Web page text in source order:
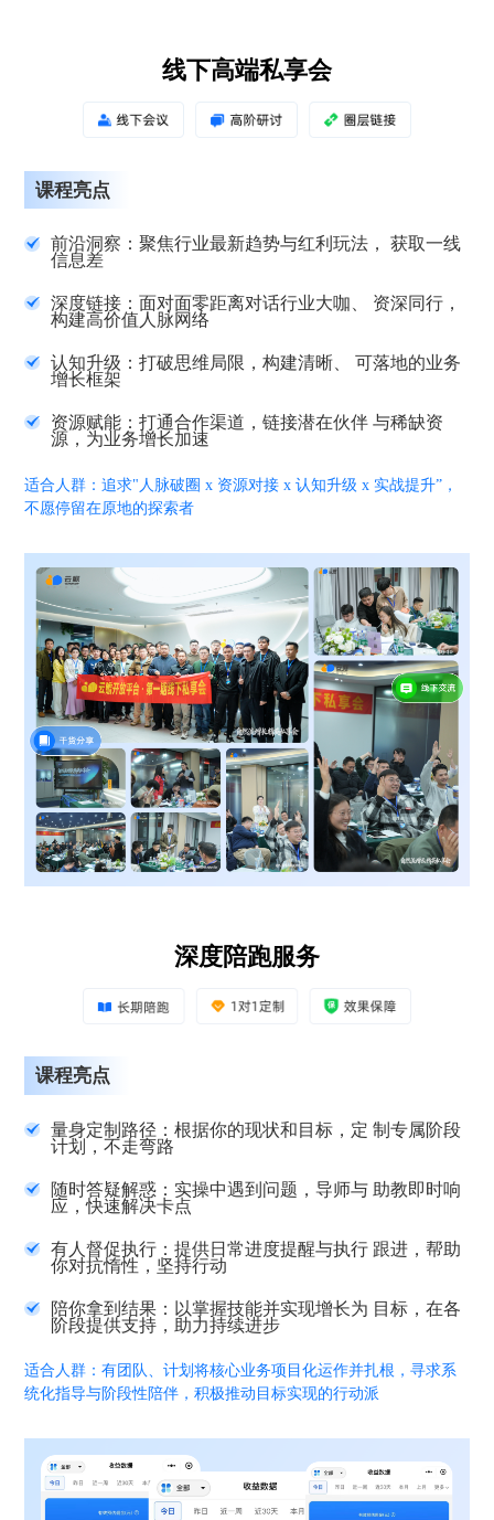
线下高端私享会
课程亮点
前沿洞察：聚焦行业最新趋势与红利玩法， 获取一线
信息差
深度链接：面对面零距离对话行业大咖、 资深同行，
构建高价值人脉网络
认知升级：打破思维局限，构建清晰、 可落地的业务
增长框架
资源赋能：打通合作渠道，链接潜在伙伴 与稀缺资
源，为业务增长加速
适合人群：追求"人脉破圈 x 资源对接 x 认知升级 x 实战提升”，
不愿停留在原地的探索者
深度陪跑服务
课程亮点
量身定制路径：根据你的现状和目标，定 制专属阶段
计划，不走弯路
随时答疑解惑：实操中遇到问题，导师与 助教即时响
应，快速解决卡点
有人督促执行：提供日常进度提醒与执行 跟进，帮助
你对抗惰性，坚持行动
陪你拿到结果：以掌握技能并实现增长为 目标，在各
阶段提供支持，助力持续进步
适合人群：有团队、计划将核心业务项目化运作并扎根，寻求系
统化指导与阶段性陪伴，积极推动目标实现的行动派